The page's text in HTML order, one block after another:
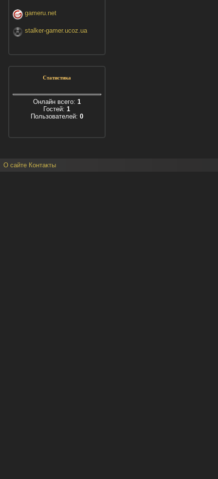
gameru.net
stalker-gamer.ucoz.ua
Статистика
Онлайн всего: 1
Гостей: 1
Пользователей: 0
О сайте Контакты